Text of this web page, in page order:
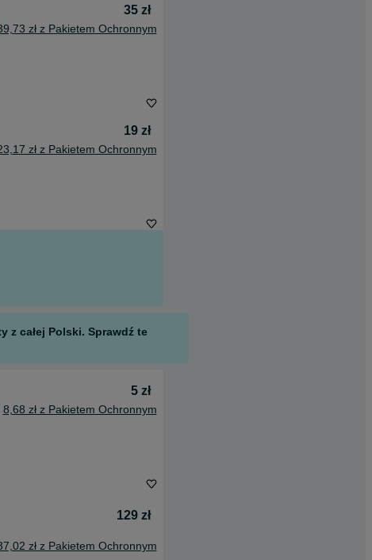
35 zł
zł z Pakietem Ochronnym
19 zł
zł z Pakietem Ochronnym
z całej Polski. Sprawdź te
5 zł
8,68 zł z Pakietem Ochronnym
129 zł
zł z Pakietem Ochronnym